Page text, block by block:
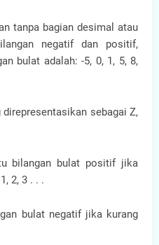
tanpa bagian desimal atau
negatif dan positif,
bulat adalah: -5, 0, 1, 5, 8,
sebagai Z,
bilangan bulat positif jika
2, 3 . . .
bulat negatif jika kurang